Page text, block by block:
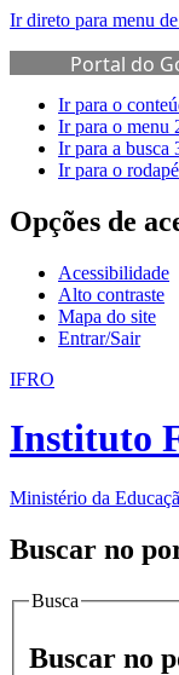
Ir direto para menu
Portal do
Ir para o
Ir para o menu
Ir para a busca
Ir para o rodapé
Opções de
Acessibilidade
Alto contraste
Mapa do site
Entrar/Sair
IFRO
Instituto
Ministério da
Buscar no
Busca
Buscar no